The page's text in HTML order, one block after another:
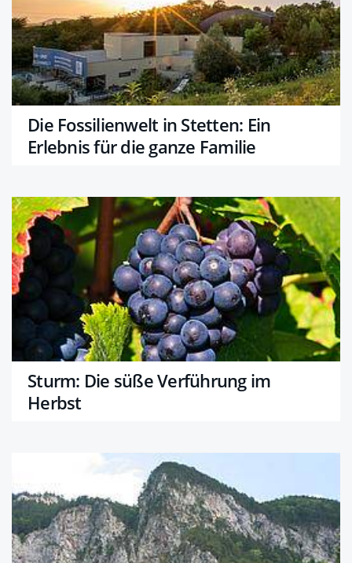
Die Fossilienwelt in Stetten: Ein
Erlebnis für die ganze Familie
Sturm: Die süße Verführung im
Herbst